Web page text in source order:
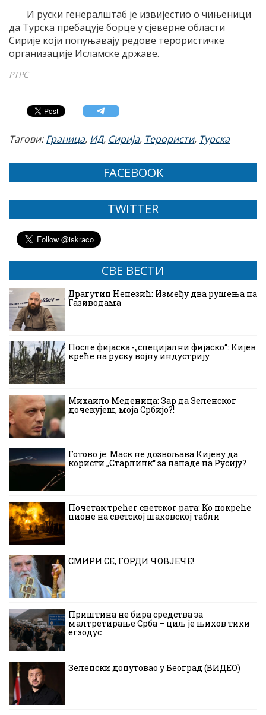
И руски генералштаб је извијестио о чињеници
да Турска пребацује борце у сјеверне области
Сирије који попуњавају редове терористичке
организације Исламске државе.
РТРС
Тагови:Граница, ИД, Сирија, Терористи, Турска
FACEBOOK
TWITTER
СВЕ ВЕСТИ
Драгутин Ненезић: Између два рушења на
Газиводама
После фијаска -„специјални фијаско“: Кијев
креће на руску војну индустрију
Михаило Меденица: Зар да Зеленског
дочекујеш, моја Србијо?!
Готово је: Маск не дозвољава Кијеву да
користи „Старлинк“ за нападе на Русију?
Почетак трећег светског рата: Ко покреће
пионе на светској шаховској табли
СМИРИ СЕ, ГОРДИ ЧОВЈЕЧЕ!
Приштина не бира средства за
малтретирање Срба – циљ је њихов тихи
егзодус
Зеленски допутовао у Београд (ВИДЕО)